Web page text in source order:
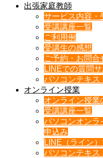
出張家庭教師
サービス内容・
受講講座一覧
ご利用例
受講生の感想
ご予約・お問合
LINEでの質問
パソコンテキス
オンライン授業
オンライン授業
受講講座一覧
パソコンオン
申込み
LINE（ライン
パソコンテキス